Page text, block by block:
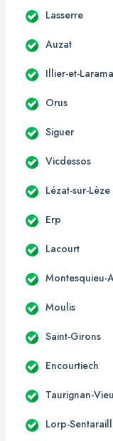
Lasserre
Auzat
Illier-et-
Orus
Siguer
Vicdessos
Lézat-sur-Lèze
Erp
Lacourt
Montesquieu-
Moulis
Saint-Girons
Encourtiech
Taurignan-
Lorp-